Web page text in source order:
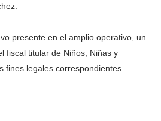
presente en el amplio operativo, un
fiscal titular de Niños, Niñas y
fines legales correspondientes.